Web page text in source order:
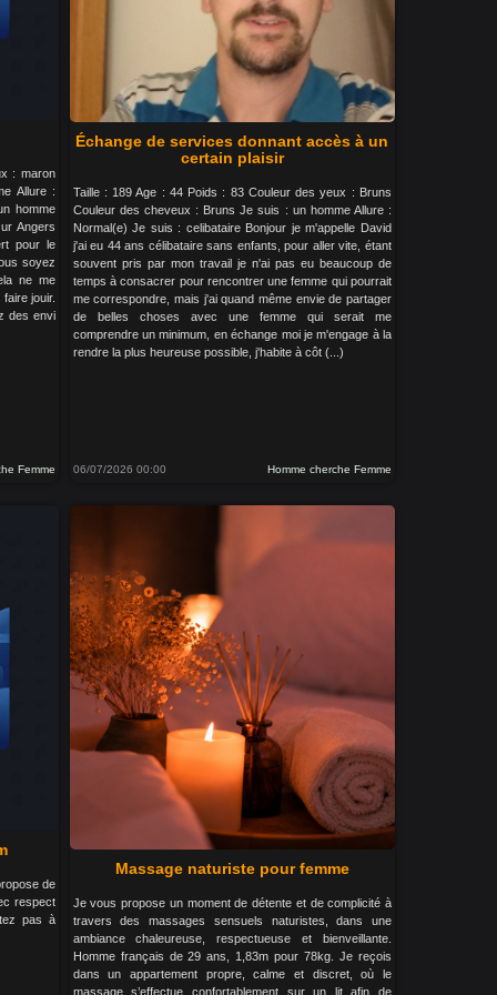
: maron
Allure :
homme
Angers
pour le
soyez
ne me
jouir.
des envi
Femme
Échange de services donnant accès à un
certain plaisir
Taille : 189 Age : 44 Poids : 83 Couleur des yeux : Bruns
Couleur des cheveux : Bruns Je suis : un homme Allure :
Normal(e) Je suis : celibataire Bonjour je m'appelle David
j'ai eu 44 ans célibataire sans enfants, pour aller vite, étant
souvent pris par mon travail je n'ai pas eu beaucoup de
temps à consacrer pour rencontrer une femme qui pourrait
me correspondre, mais j'ai quand même envie de partager
de belles choses avec une femme qui serait me
comprendre un minimum, en échange moi je m'engage à la
rendre la plus heureuse possible, j'habite à côt (...)
06/07/2026 00:00 Homme cherche Femme
de
respect
pas à
Massage naturiste pour femme
Je vous propose un moment de détente et de complicité à
travers des massages sensuels naturistes, dans une
ambiance chaleureuse, respectueuse et bienveillante.
Homme français de 29 ans, 1,83m pour 78kg. Je reçois
dans un appartement propre, calme et discret, où le
massage s’effectue confortablement sur un lit afin de